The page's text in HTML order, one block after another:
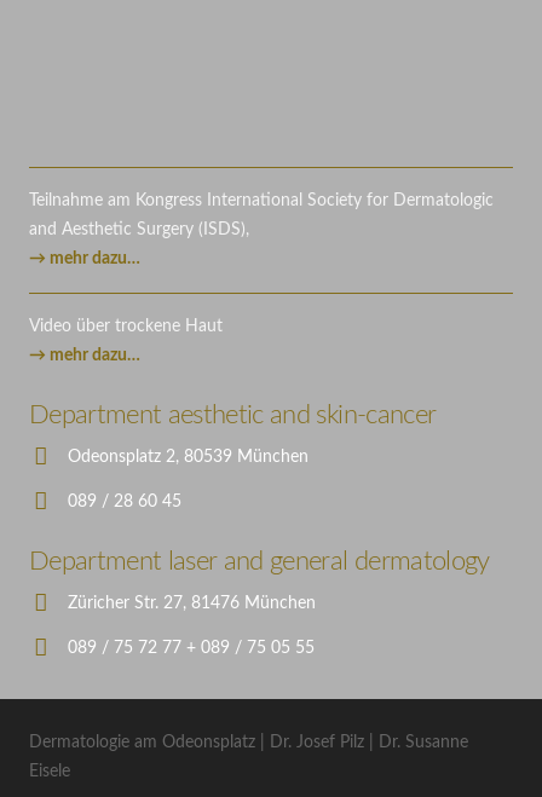
Teilnahme am Kongress International Society for Dermatologic
and Aesthetic Surgery (ISDS),
→ mehr dazu…
Video über trockene Haut
→ mehr dazu…
Department aesthetic and skin-cancer
Odeonsplatz 2, 80539 München
089 / 28 60 45
Department laser and general dermatology
Züricher Str. 27, 81476 München
089 / 75 72 77 + 089 / 75 05 55
Dermatologie am Odeonsplatz | Dr. Josef Pilz | Dr. Susanne
Eisele